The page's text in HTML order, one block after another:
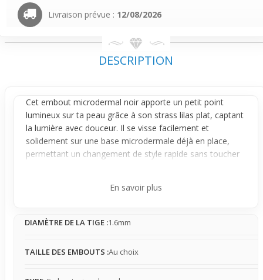
Livraison prévue : 12/08/2026
DESCRIPTION
Cet embout microdermal noir apporte un petit point
lumineux sur ta peau grâce à son strass lilas plat, captant
la lumière avec douceur. Il se visse facilement et
solidement sur une base microdermale déjà en place,
permettant un changement de style rapide sans toucher
anodisé, cet embout reste stable et ne bouge pas une
la peau. Son format plat évite un relief trop marqué, ce
En savoir plus
DIAMÈTRE DE LA TIGE :1.6mm
TAILLE DES EMBOUTS :Au choix